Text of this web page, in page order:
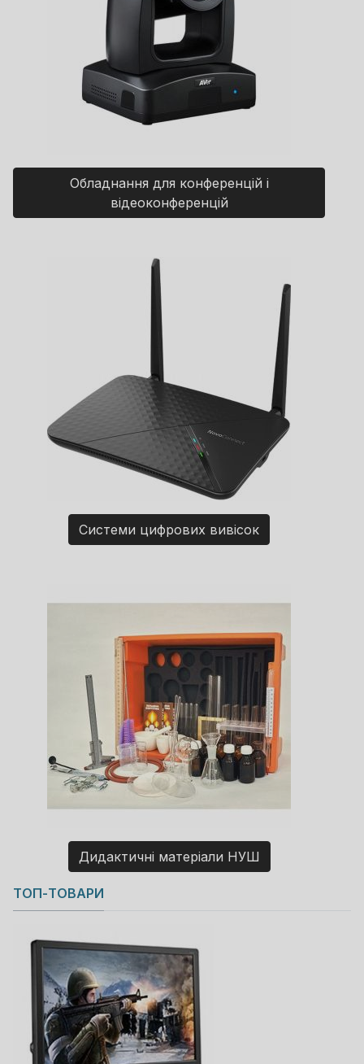
Обладнання для конференцій і
відеоконференцій
Системи цифрових вивісок
Дидактичні матеріали НУШ
Copyright MAXXmarketing GmbH
JoomShopping Download & Support
ТОП-ТОВАРИ